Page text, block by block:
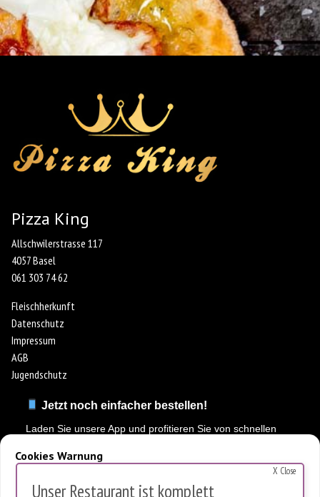
Cookies Warnung
Diese Website verwendet Cookies, um die Nutzung zu analysieren.
Es werden keine personenbezogenen Daten gespeichert.
Pizza King
Allschwilerstrasse 117
4057 Basel
061 303 74 62
Fleischherkunft
Datenschutz
Impressum
AGB
Jugendschutz
Jetzt noch einfacher bestellen!
Laden Sie unsere App und profitieren Sie von schnellen
X Close
Unser Restaurant ist komplett